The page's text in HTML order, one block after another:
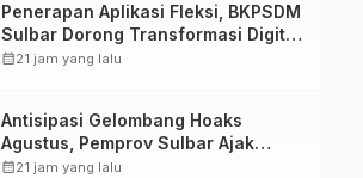
Penerapan Aplikasi Fleksi, BKPSDM
Sulbar Dorong Transformasi Digital
Sistem Kehadiran ASN
calendar_month21 jam yang lalu
Antisipasi Gelombang Hoaks
Agustus, Pemprov Sulbar Ajak
Warga Jaga Ruang Digital
calendar_month21 jam yang lalu